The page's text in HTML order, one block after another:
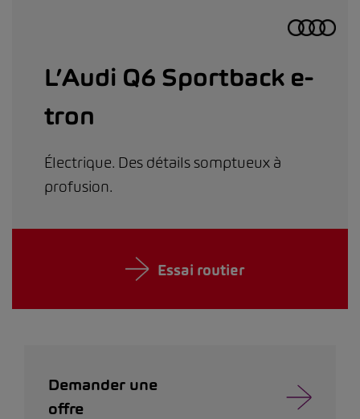
L’Audi Q6 Sportback e-
tron
Électrique. Des détails somptueux à
profusion.
Essai routier
Demander une
offre